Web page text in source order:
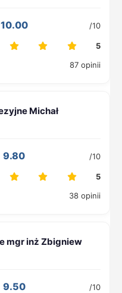
10.00 /10
5
87 opinii
9.80 /10
5
38 opinii
9.50 /10